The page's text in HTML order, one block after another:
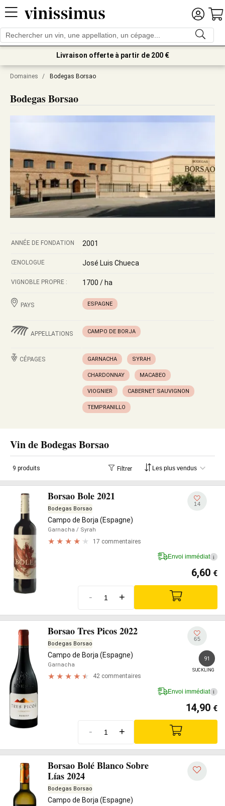
Livraison offerte à partir de 200 €
Domaines / Bodegas Borsao
Bodegas Borsao
ANNÉE DE FONDATION 2001
ŒNOLOGUE José Luis Chueca
VIGNOBLE PROPRE : 1700 / ha
PAYS ESPAGNE
APPELLATIONS CAMPO DE BORJA
CÉPAGES GARNACHA SYRAH
CHARDONNAY MACABEO
VIOGNIER CABERNET SAUVIGNON
TEMPRANILLO
Vin de Bodegas Borsao
9 produits Filtrer
Borsao Bole 2021
Bodegas Borsao
Campo de Borja (Espagne)
Garnacha / Syrah
17 commentaires
14
Envoi immédiat i
6,60 €
- +
Borsao Tres Picos 2022
Bodegas Borsao
Campo de Borja (Espagne)
Garnacha
42 commentaires
65
91
SUCKLING
Envoi immédiat i
14,90 €
- +
Borsao Bolé Blanco Sobre
Lías 2024
Bodegas Borsao
Campo de Borja (Espagne)